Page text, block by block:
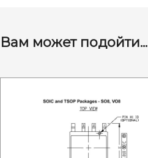
Вам может подойти...